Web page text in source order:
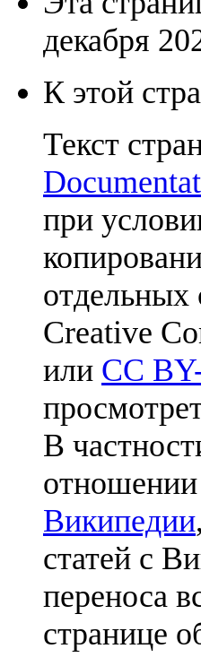
декабря
К этой
Текст
при
отдельных
Creative
или CC
В
отношении
Википедии,
статей с
переноса
странице